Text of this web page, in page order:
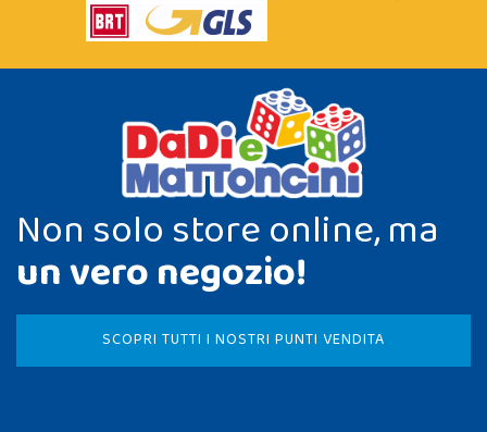
Non solo store online, ma
un vero negozio!
SCOPRI TUTTI I NOSTRI PUNTI VENDITA